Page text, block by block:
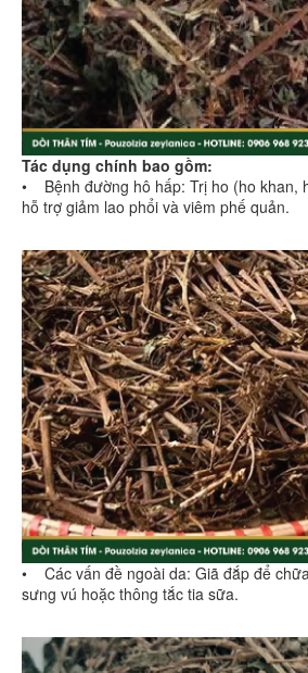
Tác dụng chính bao gồm:
• Bệnh đường hô hấp: Trị ho (ho khan,
hỗ trợ giảm lao phổi và viêm phế quản.
• Các vấn đề ngoài da: Giã đắp để
sưng vú hoặc thông tắc tia sữa.